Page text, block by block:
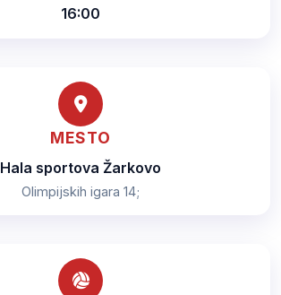
16:00
MESTO
Hala sportova Žarkovo
Olimpijskih igara 14;